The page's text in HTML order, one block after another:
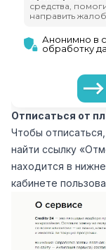
Отписаться от
Чтобы
найти ссылку
находится в
кабинете